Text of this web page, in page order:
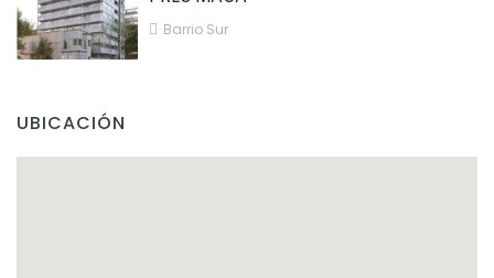
Barrio Sur
UBICACIÓN